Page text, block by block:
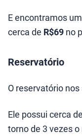
E encontramos
cerca de R$69 no
Reservatório
O reservatório
Ele possui cerca de
torno de 3 vezes